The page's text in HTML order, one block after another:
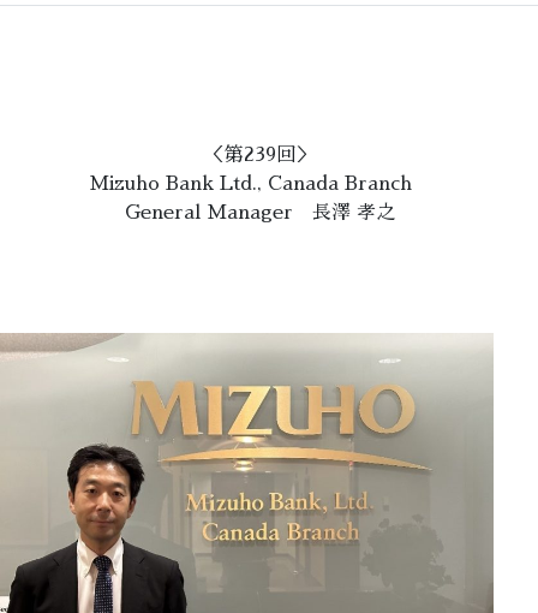
＜第239回＞
Mizuho Bank Ltd., Canada Branch
General Manager 長澤 孝之